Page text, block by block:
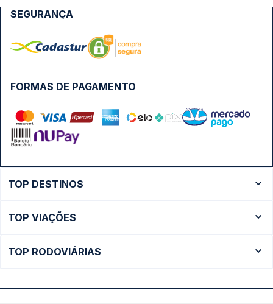
FORMAS DE PAGAMENTO
SEGURANÇA
TOP DESTINOS
Ônibus São Paulo
TOP VIAÇÕES
TOP RODOVIÁRIAS